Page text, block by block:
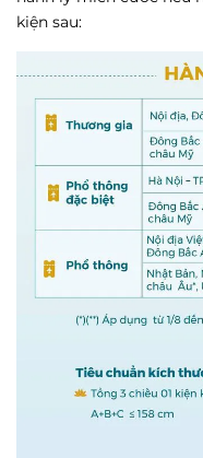
kiện sau: